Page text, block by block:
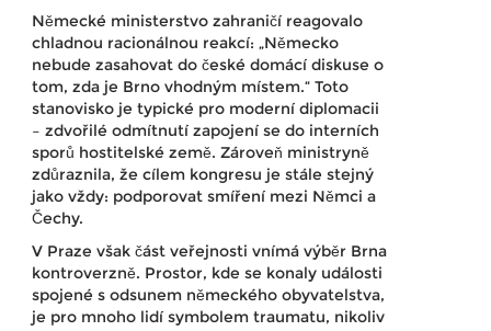
Německé ministerstvo zahraničí reagovalo
chladnou racionálnou reakcí: „Německo
nebude zasahovat do české domácí diskuse o
tom, zda je Brno vhodným místem.“ Toto
stanovisko je typické pro moderní diplomacii
– zdvořilé odmítnutí zapojení se do interních
sporů hostitelské země. Zároveň ministryně
zdůraznila, že cílem kongresu je stále stejný
jako vždy: podporovat smíření mezi Němci a
Čechy.
V Praze však část veřejnosti vnímá výběr Brna
kontroverzně. Prostor, kde se konaly události
spojené s odsunem německého obyvatelstva,
je pro mnoho lidí symbolem traumatu, nikoliv